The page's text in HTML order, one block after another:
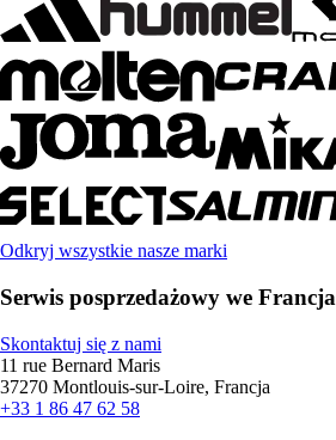
Odkryj wszystkie nasze marki
Serwis posprzedażowy we Francja
Skontaktuj się z nami
11 rue Bernard Maris
37270 Montlouis-sur-Loire, Francja
+33 1 86 47 62 58